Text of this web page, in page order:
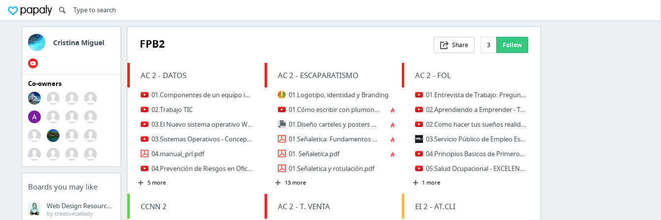
Cristina Miguel
Co-owners
Boards you may like
Web Design Resources
by creativecatlady
FPB2 Share 3 Follow
AC 2 - DATOS
01.Componentes de un equipo informático
02.Trabajo TIC
03.El Nuevo sistema operativo Windows 10, características y recomendaciones
03.Sistemas Operativos - Conceptos
04.manual_prl.pdf
04.Prevención de Riesgos en Oficinas
5 more
CCNN 2
AC 2 - ESCAPARATISMO
01.Logotipo, identidad y Branding
01.Cómo escribir con plumones ( rotular cartel ) - Números
01.Diseño carteles y posters publicitarios. Diseñador gráfico freelance
01.Señaletica: Fundamentos y conceptos.pdf
01. Señaletica.pdf
01.Señaletica y rotulación.pdf
13 more
AC 2 - T. VENTA
AC 2 - FOL
01.Entrevista de Trabajo: Preguntas y Respuestas más Frecuentes
02.Aprendiendo a Emprender - Toma de Decisiones
02.Como hacer tus sueños realidad, pruebalo porque funciona
03.Servicio Público de Empleo Estatal -
04.Principios Basicos de Primeros Auxilios
05.Salud Ocupacional - EXCELENTE VIDEO
1 more
EI 2 - AT.CLI